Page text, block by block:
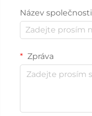
Název společnosti
Zpráva